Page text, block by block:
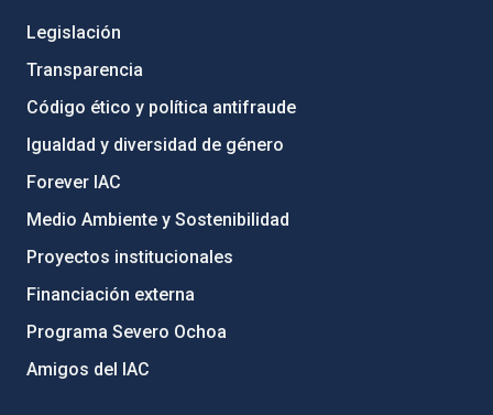
Legislación
Transparencia
Código ético y política antifraude
Igualdad y diversidad de género
Forever IAC
Medio Ambiente y Sostenibilidad
Proyectos institucionales
Financiación externa
Programa Severo Ochoa
Amigos del IAC